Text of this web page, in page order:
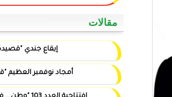
إيقاع جندي "قصيدة"
أمجاد نوفمبر العظيم "قصيدة"